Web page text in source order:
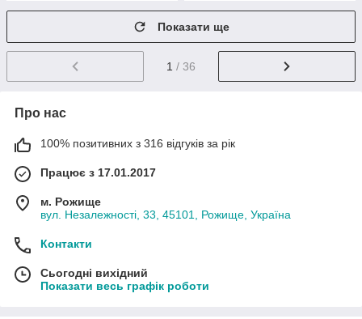
Показати ще
1 / 36
Про нас
100% позитивних з 316 відгуків за рік
Працює з 17.01.2017
м. Рожище
вул. Незалежності, 33, 45101, Рожище, Україна
Контакти
Сьогодні вихідний
Показати весь графік роботи